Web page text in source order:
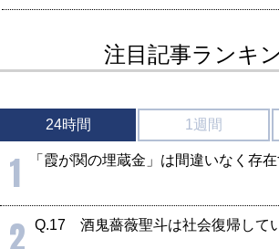
注目記事ランキ
24時間 1週間
1 「霞が関の埋蔵金」は間違いなく存
2 Q.17 酒鬼薔薇聖斗は社会復帰して